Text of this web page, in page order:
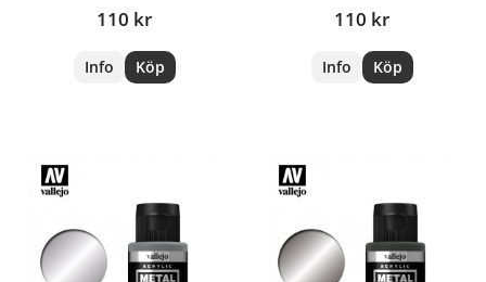
110 kr
Info Köp
110 kr
Info Köp